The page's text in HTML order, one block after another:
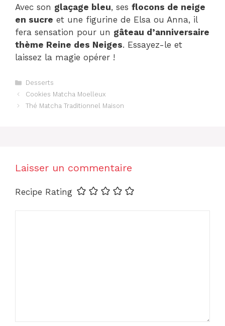
Avec son glaçage bleu, ses flocons de neige
en sucre et une figurine de Elsa ou Anna, il
fera sensation pour un gâteau d’anniversaire
thème Reine des Neiges. Essayez-le et
laissez la magie opérer !
Catégories
Desserts
Cookies Matcha Moelleux
Thé Matcha Traditionnel Maison
Laisser un commentaire
Recipe Rating